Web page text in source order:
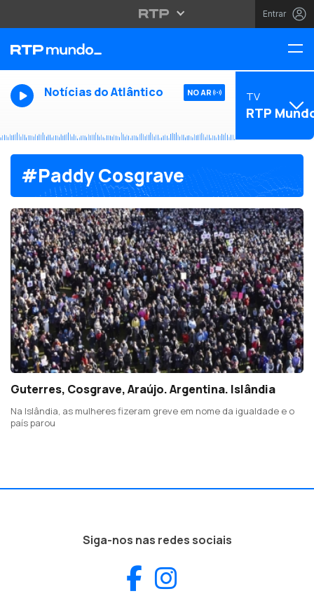
Entrar
Notícias do Atlântico NO AR TV
RTP
#Paddy Cosgrave
Guterres, Cosgrave, Araújo. Argentina. Islândia
Na Islândia, as mulheres fizeram greve em nome da igualdade e o
país parou
Siga-nos nas redes sociais
Facebook